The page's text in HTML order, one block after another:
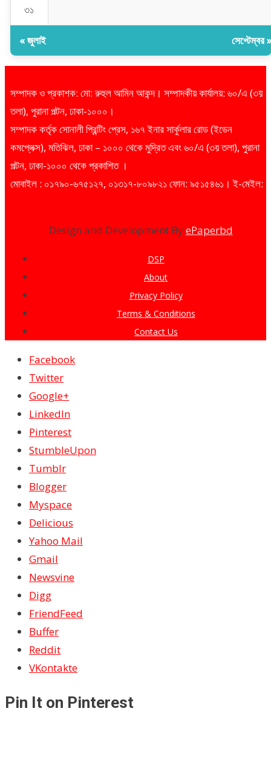
৩১
« জুলাই সেপ্টেম্বর »
সম্পাদক ও প্রকাশক: মো: রুহুল আমিন আকন্দ। সম্পাদকীয় কার্যালয়: ৬০/এ (৩য়
তলা), পুরানা পল্টন, ঢাকা-১০০০।
সম্পাদক কর্তৃক সোনালী প্রিন্টিং প্রেস, ১৬৭ ইনার সার্কুলার রোড (ইডেন
কমপ্লেক্স), মতিঝিল, ঢাকা – ১০০০ থেকে মুদ্রিত এবং ৬০/এ (৩য় তলা), পুরানা
পল্টন, ঢাকা-১০০০ থেকে প্রকাশিত ।
মোবাইল : ০১৭৯০-৬৭৫১২৭, ০১৩১৭-৮০৯৮২১ ফোন: ৯৫১৫৪৬১। ই-মেইল:
Design and Development ByePaperbd
DSP
About
Privacy Policy
Terms & Conditions
Contact Us
Facebook
Twitter
Google+
LinkedIn
Pinterest
StumbleUpon
Tumblr
Blogger
Myspace
Delicious
Yahoo Mail
Gmail
Newsvine
Digg
FriendFeed
Buffer
Reddit
VKontakte
Pin It on Pinterest